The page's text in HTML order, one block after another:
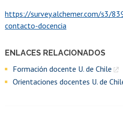
ENLACES RELACIONADOS
Formación docente U. de Chile
Orientaciones docentes U. de
https://survey.alchemer.com/s3/
contacto-docencia